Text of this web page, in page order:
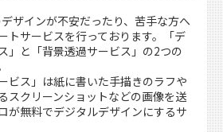
ザインが不安だったり、苦手な方へ
トサービスを行っております。「デ
」と「背景透過サービス」の2つの
ビス」は紙に書いた手描きのラフや
スクリーンショットなどの画像を送
が無料でデジタルデザインにするサ